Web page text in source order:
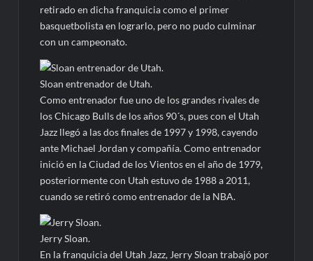
retirado en dicha franquicia como el primer
basquetbolista en lograrlo, pero no pudo culminar
con un campeonato.
Sloan entrenador de Utah.
Como entrenador fue uno de los grandes rivales de
los Chicago Bulls de los años 90´s, pues con el Utah
Jazz llegó a las dos finales de 1997 y 1998, cayendo
ante Michael Jordan y compañía. Como entrenador
inició en la Ciudad de los Vientos en el año de 1979,
posteriormente con Utah estuvo de 1988 a 2011,
cuando se retiró como entrenador de la NBA.
Jerry Sloan.
En la franquicia del Utah Jazz, Jerry Sloan trabajó por